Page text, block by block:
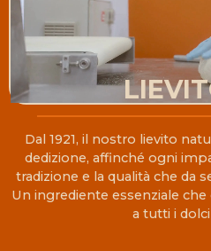
Dal 1921, il nostro lievito
dedizione, affinché ogni
tradizione e la qualità che da
Un ingrediente essenziale
a tutti i